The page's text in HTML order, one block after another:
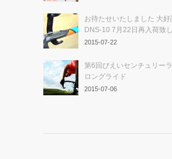
お待たせいたしました 大
DNS-10 7月22日再入荷致し
2015-07-22
第6回びえいセンチュリー
ロングライド
2015-07-06